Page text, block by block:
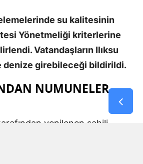
su kalitesinin
Yönetmeliği kriterlerine
Vatandaşların Ilıksu
denize girebileceği bildirildi.
NUMUNELER
yenilenen sahili,